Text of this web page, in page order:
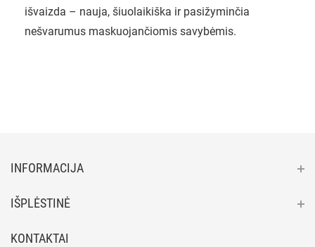
išvaizda – nauja, šiuolaikiška ir pasižyminčia
nešvarumus maskuojančiomis savybėmis.
INFORMACIJA
IŠPLĖSTINĖ
KONTAKTAI